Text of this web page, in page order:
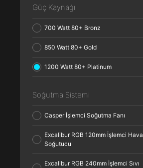
Güç Kaynağı
700 Watt 80+ Bronz
850 Watt 80+ Gold
1200 Watt 80+ Platinum
Soğutma Sistemi
Casper İşlemci Soğutma Fanı
Excalibur RGB 120mm İşlemci Hava
Soğutucu
Excalibur RGB 240mm İşlemci Sıvı